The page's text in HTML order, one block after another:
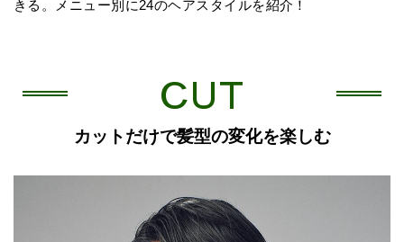
きる。メニュー別に24のヘアスタイルを紹介！
CUT
カットだけで髪型の変化を楽しむ